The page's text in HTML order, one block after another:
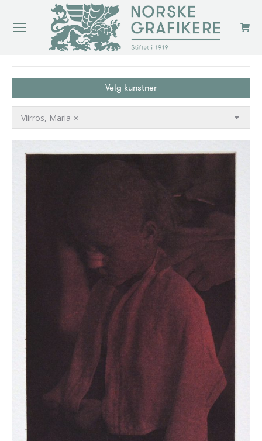
Velg kunstner
×
Viirros, Maria